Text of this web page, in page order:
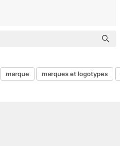
marque marques et logotypes